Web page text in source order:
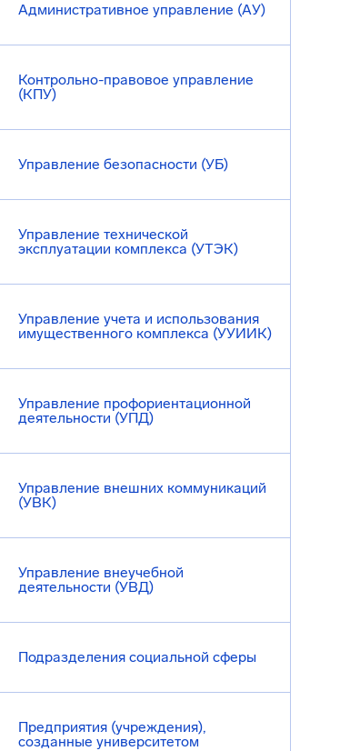
Административное управление (АУ)
Контрольно-правовое управление
(КПУ)
Управление безопасности (УБ)
Управление технической
эксплуатации комплекса (УТЭК)
Управление учета и использования
имущественного комплекса (УУИИК)
Управление профориентационной
деятельности (УПД)
Управление внешних коммуникаций
(УВК)
Управление внеучебной
деятельности (УВД)
Подразделения социальной сферы
Предприятия (учреждения),
созданные университетом